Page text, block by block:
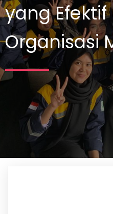
yang
Organisasi